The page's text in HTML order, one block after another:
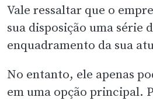
Vale ressaltar que o
sua disposição uma série
enquadramento da sua
No entanto, ele apenas
em uma opção principal.